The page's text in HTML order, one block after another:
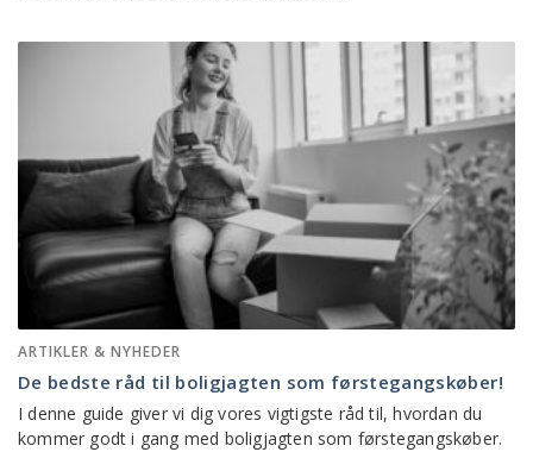
ARTIKLER & NYHEDER
De bedste råd til boligjagten som førstegangskøber!
I denne guide giver vi dig vores vigtigste råd til, hvordan du
kommer godt i gang med boligjagten som førstegangskøber.